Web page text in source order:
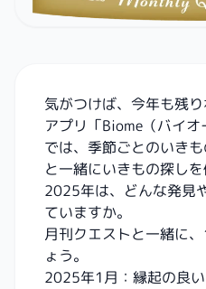
気がつけば、今年も残り
アプリ「Biome（バイ
では、季節ごとのいき
と一緒にいきもの探しを
2025年は、どんな発見
ていますか。
月刊クエストと一緒に
ょう。
2025年1月：縁起の良